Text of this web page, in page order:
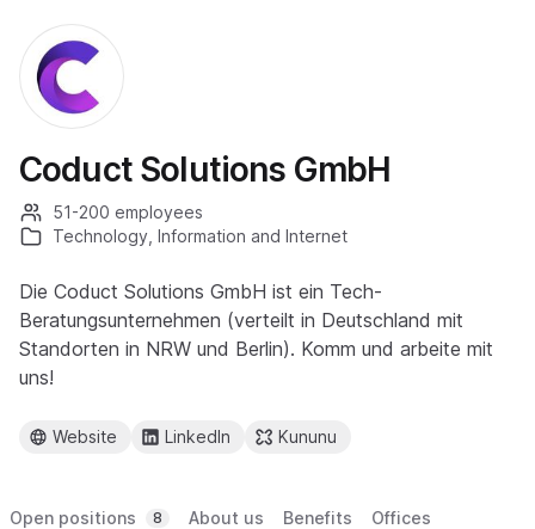
Coduct Solutions GmbH
51-200 employees
Technology, Information and Internet
Die Coduct Solutions GmbH ist ein Tech-
Beratungsunternehmen (verteilt in Deutschland mit
Standorten in NRW und Berlin). Komm und arbeite mit
uns!
Website LinkedIn Kununu
Open positions 8 About us Benefits Offices